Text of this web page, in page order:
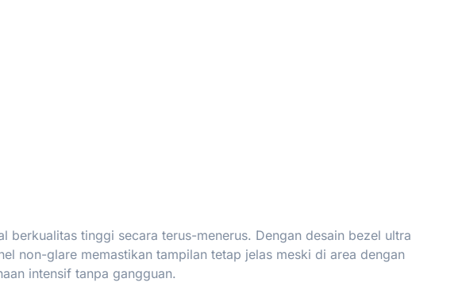
berkualitas tinggi secara terus-menerus. Dengan desain bezel ultra
non-glare memastikan tampilan tetap jelas meski di area dengan
intensif tanpa gangguan.